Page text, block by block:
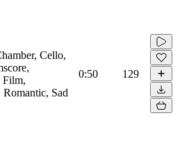
Cello,
Film,
Sad
0:50 129